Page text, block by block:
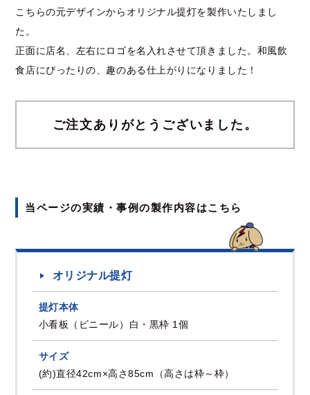
こちらの元デザインからオリジナル提灯を製作いたしまし
た。
正面に店名、左右にロゴを名入れさせて頂きました。和風飲
食店にぴったりの、趣のある仕上がりになりました！
ご注文ありがとうございました。
当ページの実績・事例の製作内容はこちら
オリジナル提灯
提灯本体
小看板（ビニール）白・黒枠 1個
サイズ
(約)直径42cm×高さ85cm（高さは枠～枠）